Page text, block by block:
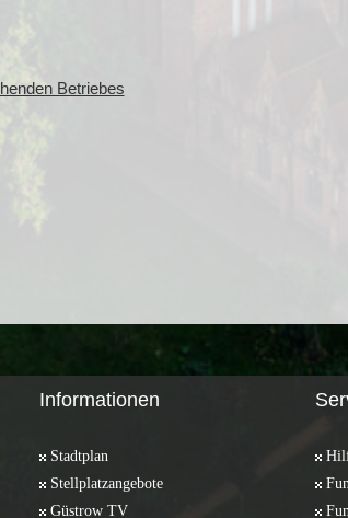
Betriebes
Informationen
Stadtplan
Stellplatzangebote
Güstrow TV